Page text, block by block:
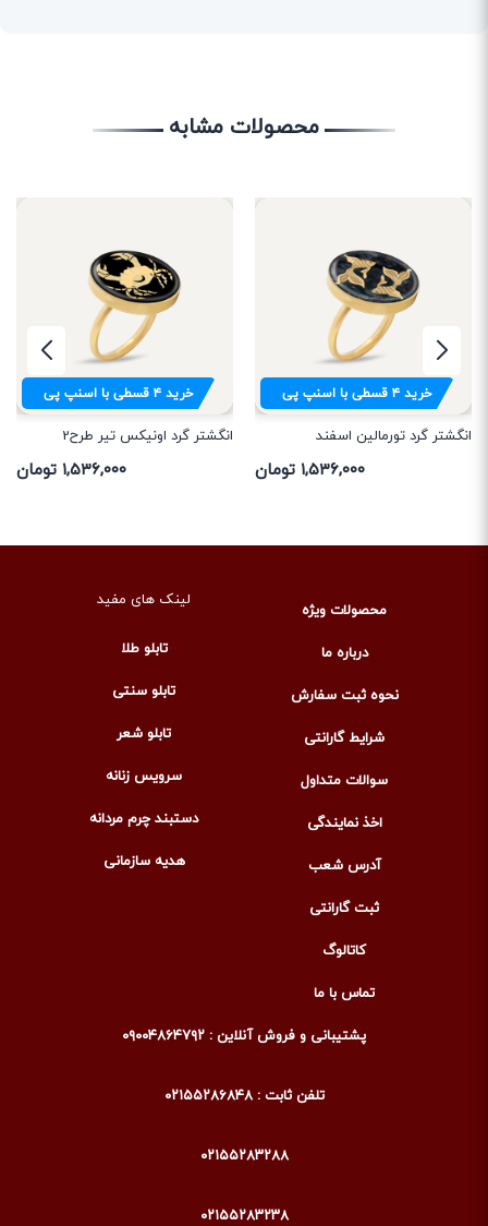
محصولات مشابه
خرید۴قسطی با اسنپ پی
انگشتر گرد تورمالین اسفند
۱,۵۳۶,۰۰۰ تومان
خرید۴قسطی با اسنپ پی
انگشتر گرد اونیکس تیر طرح2
۱,۵۳۶,۰۰۰ تومان
محصولات ویژه
درباره ما
نحوه ثبت سفارش
شرایط گارانتی
سوالات متداول
اخذ نمایندگی
آدرس شعب
ثبت گارانتی
کاتالوگ
تماس با ما
لینک های مفید
تابلو طلا
تابلو سنتی
تابلو شعر
سرویس زنانه
دستبند چرم مردانه
هدیه سازمانی
پشتیبانی و فروش آنلاین : ۰۹۰۰۴۸۶۴۷۹۲
تلفن ثابت : ۰۲۱۵۵۲۸۶۸۴۸
۰۲۱۵۵۲۸۳۲۸۸
۰۲۱۵۵۲۸۳۲۳۸